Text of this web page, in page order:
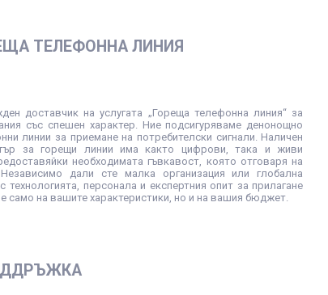
ТЕЛЕФОННА ЛИНИЯ
доставчик на услугата „Гореща телефонна линия“ за
със спешен характер. Ние подсигуряваме денонощно
линии за приемане на потребителски сигнали. Наличен
за горещи линии има както цифрови, така и живи
необходимата гъвкавост, която отговаря на
дали сте малка организация или глобална
технологията, персонала и експертния опит за прилагане
само на вашите характеристики, но и на вашия бюджет.